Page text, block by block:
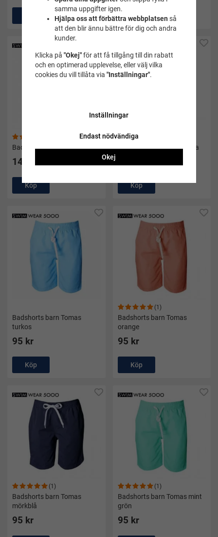
Köp
Badshorts barn rödrandiga
149 kr
Köp
Badshorts barn blårandiga
Köp
Badshorts barn Tomas
turkos
95 kr
Köp
(1)
Badshorts barn Tomas
orange
95 kr
Köp
(1)
Badshorts barn Tomas
mörkblå
95 kr
(1)
Badshorts barn Tomas mint
grön
95 kr
samma uppgifter igen.
Hjälpa oss att förbättra webbplatsen så
att den blir ännu bättre för dig och andra
kunder.
Klicka på "Okej"för att få tillgång till din rabatt
och en optimerad upplevelse, eller välj vilka
cookies du vill tillåta via "Inställningar".
Inställningar
Endast nödvändiga
Okej